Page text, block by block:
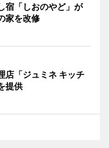
宿「しおのやど」が
家を改修
店「ジュミネ キッチ
提供